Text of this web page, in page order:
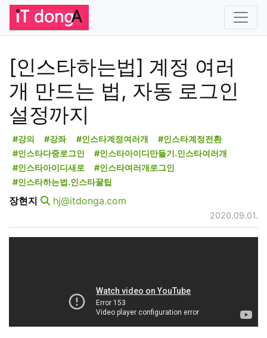
[인스타하는법] 계정 여러
개 만드는 법, 자동 로그인
설정까지
#강의 #강좌 #인스타계정여러개
#인스타계정전환
#인스타다중로그인
#인스타아이디만들기.인스타여러개
#인스타아이디새로
#인스타여러개로그인
#인스타하는법.인스타꿀팁
장현지 hj@itdonga.com
2020.09.01.